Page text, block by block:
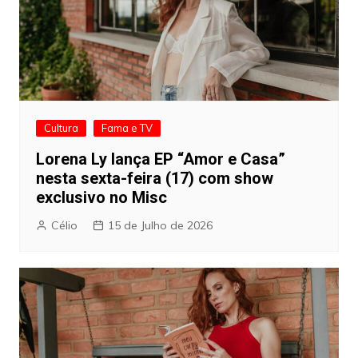
Cultura Fama e TV
Lorena Ly lança EP “Amor e Casa”
nesta sexta-feira (17) com show
exclusivo no Misc
Célio 15 de Julho de 2026